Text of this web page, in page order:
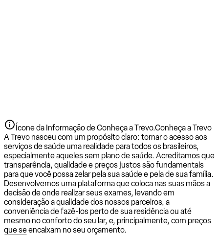
Ícone da Informação de Conheça a Trevo.Conheça a Trevo
A Trevo nasceu com um propósito claro: tornar o acesso aos
serviços de saúde uma realidade para todos os brasileiros,
especialmente aqueles sem plano de saúde. Acreditamos que
transparência, qualidade e preços justos são fundamentais
para que você possa zelar pela sua saúde e pela de sua família.
Desenvolvemos uma plataforma que coloca nas suas mãos a
decisão de onde realizar seus exames, levando em
consideração a qualidade dos nossos parceiros, a
conveniência de fazê-los perto de sua residência ou até
mesmo no conforto do seu lar, e, principalmente, com preços
que se encaixam no seu orçamento.